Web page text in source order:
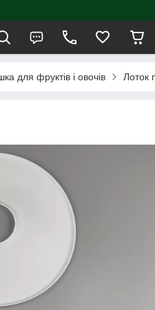
для фруктів і овочів Лоток